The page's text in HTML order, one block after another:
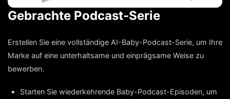
Gebrachte Podcast-Serie
Erstellen Sie eine vollständige AI-Baby-Podcast-Serie, um Ihre
Marke auf eine unterhaltsame und einprägsame Weise zu
bewerben.
Starten Sie wiederkehrende Baby-Podcast-Episoden, um